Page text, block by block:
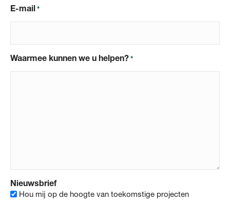
E-mail *
Waarmee kunnen we u helpen? *
Nieuwsbrief
Hou mij op de hoogte van toekomstige projecten